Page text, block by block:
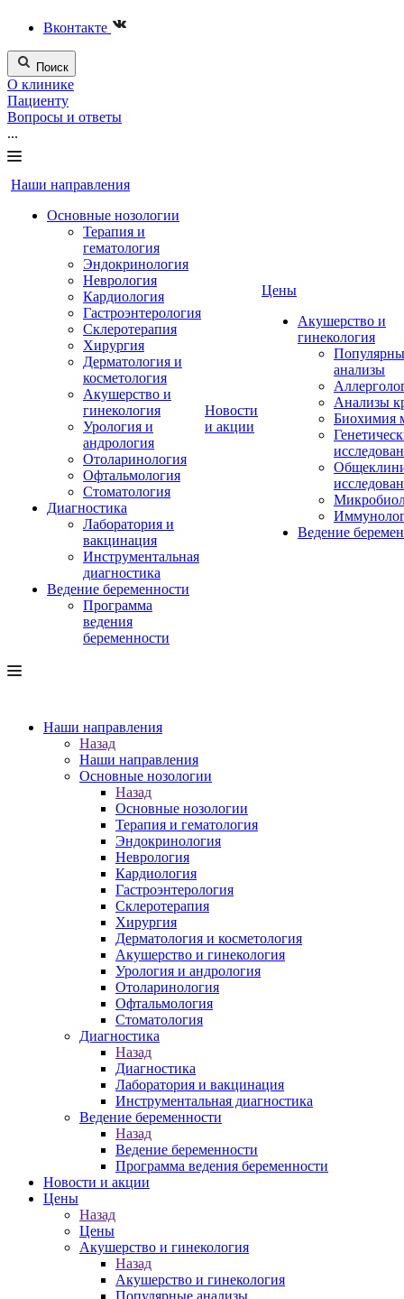
Вконтакте
Поиск
О клинике
Пациенту
Вопросы и ответы
...
Наши направления
Основные нозологии
Терапия и
гематология
Эндокринология
Неврология
Кардиология
Гастроэнтерология
Склеротерапия
Хирургия
Дерматология и
косметология
Акушерство и
гинекология
Урология и
андрология
Отоларинология
Офтальмология
Стоматология
Диагностика
Лаборатория и
вакцинация
Инструментальная
диагностика
Ведение беременности
Программа
ведения
беременности
Новости
и акции
Цены
Акушерство и
гинекология
анализы
Анализы
Биохимия
Ведение
Наши направления
Назад
Наши направления
Основные нозологии
Назад
Основные нозологии
Терапия и гематология
Эндокринология
Неврология
Кардиология
Гастроэнтерология
Склеротерапия
Хирургия
Дерматология и косметология
Акушерство и гинекология
Урология и андрология
Отоларинология
Офтальмология
Стоматология
Диагностика
Назад
Диагностика
Лаборатория и вакцинация
Инструментальная диагностика
Ведение беременности
Назад
Ведение беременности
Программа ведения беременности
Новости и акции
Цены
Назад
Цены
Акушерство и гинекология
Назад
Акушерство и гинекология
Популярные анализы